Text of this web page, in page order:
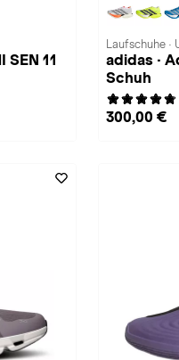
SEN 11
Laufschuhe ·
adidas ·
Schuh
300,00 €